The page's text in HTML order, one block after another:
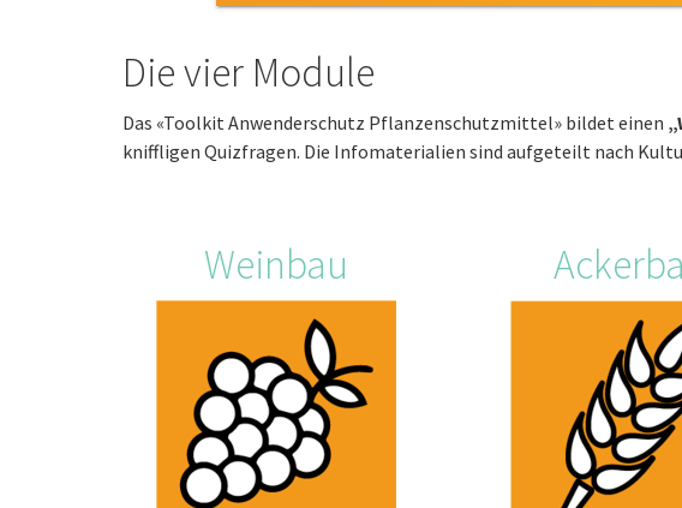
Die vier Module
Das «Toolkit Anwenderschutz Pflanzenschutzmittel» bildet einen
kniffligen Quizfragen. Die Infomaterialien sind aufgeteilt nach
Weinbau